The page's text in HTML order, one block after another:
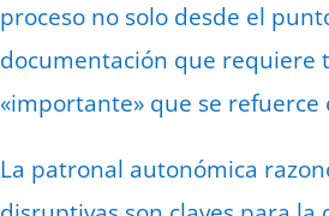
proceso no solo desde el
documentación que requiere
«importante» que se refuerce
La patronal autonómica